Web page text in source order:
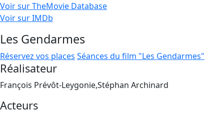
Voir sur TheMovie Database
Voir sur IMDb
Les Gendarmes
Réservez vos places Séances du film "Les Gendarmes"
Réalisateur
François Prévôt-Leygonie,Stéphan Archinard
Acteurs